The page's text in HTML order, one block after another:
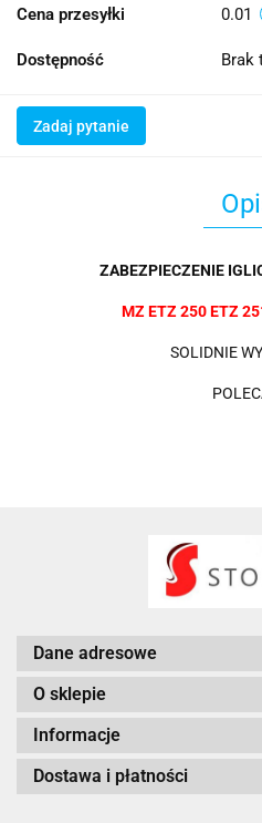
Cena przesyłki 0.01
Dostępność Brak
Zadaj pytanie
ZABEZPIECZENIE
MZ ETZ 250 ETZ
SOLIDNIE
Dane adresowe
O sklepie
Informacje
Dostawa i płatności